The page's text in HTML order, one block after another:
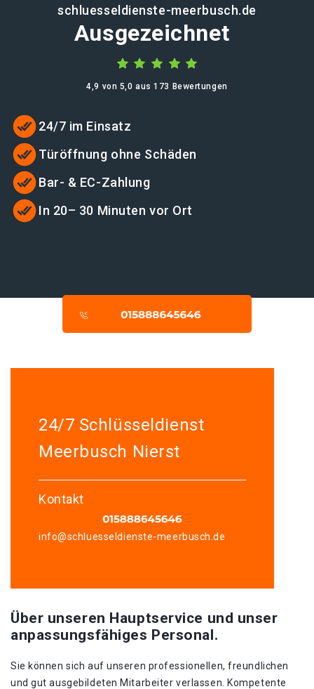
schluesseldienste-meerbusch.de
Ausgezeichnet
4,9 von 5,0 aus 173 Bewertungen
24/7 im Einsatz
Türöffnung ohne Schäden
Bar- & EC-Zahlung
In 20– 30 Minuten vor Ort
24/7 Schlüsseldienst
Meerbusch Nierst
Kontakt
info@schluesseldienste-meerbusch.de
Über unseren Hauptservice und unser
anpassungsfähiges Personal.
Sie können sich auf unseren professionellen, freundlichen
und gut ausgebildeten Mitarbeiter verlassen. Kompetente